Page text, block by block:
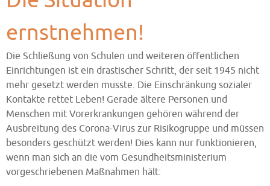
ernstnehmen!
Die Schließung von Schulen und weiteren öffentlichen
Einrichtungen ist ein drastischer Schritt, der seit 1945 nicht
mehr gesetzt werden musste. Die Einschränkung sozialer
Kontakte rettet Leben! Gerade ältere Personen und
Menschen mit Vorerkrankungen gehören während der
Ausbreitung des Corona-Virus zur Risikogruppe und müssen
besonders geschützt werden! Dies kann nur funktionieren,
wenn man sich an die vom Gesundheitsministerium
vorgeschriebenen Maßnahmen hält: